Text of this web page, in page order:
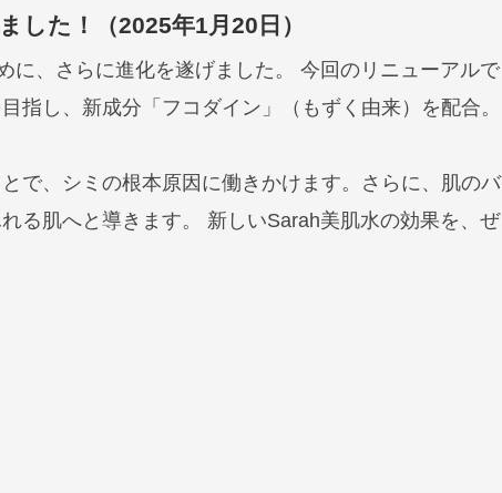
た！（2025年1月20日）
に、さらに進化を遂げました。 今回のリニューアルで
指し、新成分「フコダイン」（もずく由来）を配合。
で、シミの根本原因に働きかけます。さらに、肌のバ
る肌へと導きます。 新しいSarah美肌水の効果を、ぜ